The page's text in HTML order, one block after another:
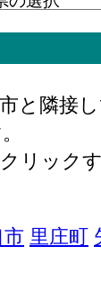
価値額
資産年末
業所数
[人
総額[百
者の人
、燃料、
料費と
じた年間
と隣接
リック
里庄町